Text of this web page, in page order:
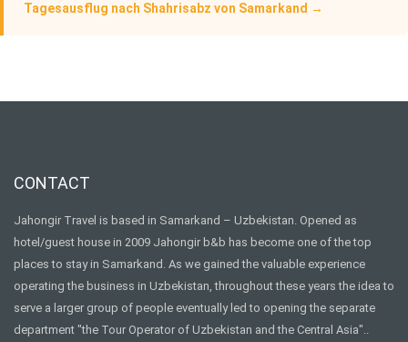
Tagesausflug nach Shahrisabz von Samarkand →
CONTACT
Jahongir Travel is based in Samarkand – Uzbekistan. Opened as
hotel/guest house in 2009 Jahongir b&b has become one of the top
places to stay in Samarkand. As we gained the valuable experience
operating the business in Uzbekistan, throughout these years the idea to
serve a larger group of people eventually led to opening the separate
department "the Tour Operator of Uzbekistan and the Central Asia"..